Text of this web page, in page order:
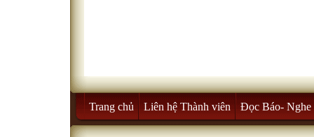
Trang chủ Liên hệ Thành viên Đọc Báo- Nghe